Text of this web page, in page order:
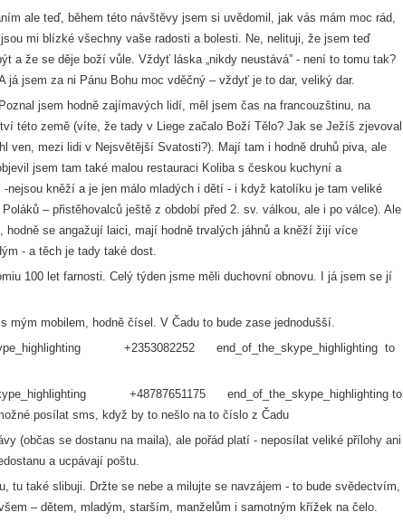
ale teď, během této návštěvy jsem si uvědomil, jak vás mám moc rád,
mi blízké všechny vaše radosti a bolesti. Ne, nelituji, že jsem teď
a že se děje boží vůle. Vždyť láska „nikdy neustává” - není to tomu tak?
já jsem za ni Pánu Bohu moc vděčný – vždyť je to dar, veliký dar.
jsem hodně zajímavých lidí, měl jsem čas na francouzštinu, na
této země (víte, že tady v Liege začalo Boží Tělo? Jak se Ježíš zjevoval
ven, mezi lidi v Nejsvětější Svatosti?). Mají tam i hodně druhů piva, ale
jsem tam také malou restauraci Koliba s českou kuchyní a
nejsou kněží a je jen málo mladých i dětí - i když katolíku je tam veliké
– přistěhovalců ještě z období před 2. sv. válkou, ale i po válce). Ale
hodně se angažují laici, mají hodně trvalých jáhnů a kněží žijí více
- a těch je tady také dost.
100 let farnosti. Celý týden jsme měli duchovní obnovu. I já jsem se jí
mým mobilem, hodně čísel. V Čadu to bude zase jednodušší.
+2353082252 end_of_the_skype_highlighting to
+48787651175 end_of_the_skype_highlighting to
posílat sms, když by to nešlo na to číslo z Čadu
(občas se dostanu na maila), ale pořád platí - neposílat veliké přílohy ani
a ucpávají poštu.
tu také slibuji. Držte se nebe a milujte se navzájem - to bude svědectvím,
– dětem, mladým, starším, manželům i samotným křížek na čelo.